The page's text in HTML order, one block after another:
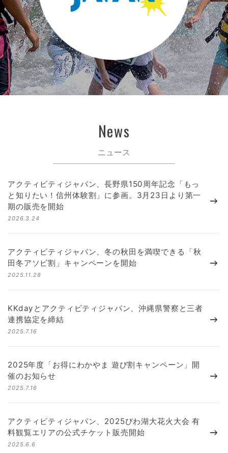
News
ニュース
アクティビティジャパン、長野県150周年記念「もっ
と知りたい！信州体験割」に参画。3月23日より第一
期の販売を開始
2026.3.24
アクティビティジャパン、冬の秋田を満喫できる「秋
田冬アソビ割」キャンペーンを開始
2025.11.28
KKdayとアクティビティジャパン、沖縄県警察と三者
連携協定を締結
2025.7.16
2025年度「お得にわかやま 遊び割キャンペーン」開
催のお知らせ
2025.7.16
アクティビティジャパン、2025びわ湖大花火大会 有
料観覧エリアの公式チケット販売開始
2025.6.6